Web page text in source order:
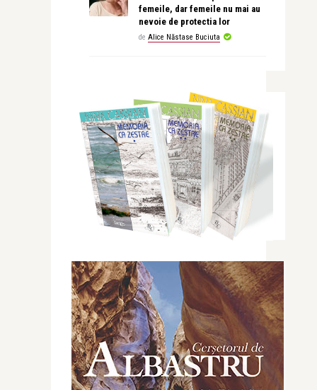
femeile, dar femeile nu mai au
nevoie de protectia lor
de Alice Năstase Buciuta